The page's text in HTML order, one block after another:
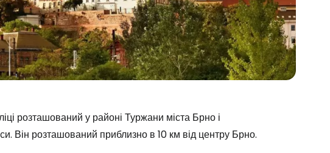
розташований у районі Туржани міста Брно і
Він розташований приблизно в 10 км від центру Брно.